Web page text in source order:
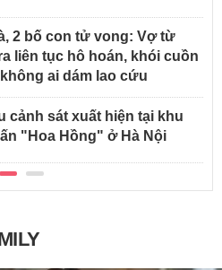
2 bố con tử vong: Vợ từ
liên tục hô hoán, khói cuồn
ai dám lao cứu
cảnh sát xuất hiện tại khu
"Hoa Hồng" ở Hà Nội